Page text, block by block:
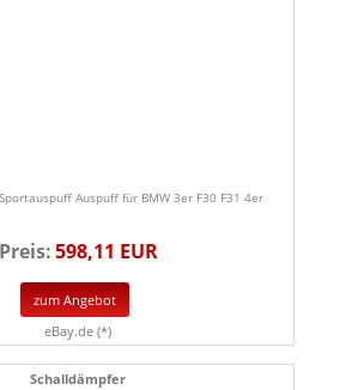
Auspuff für BMW 3er F30 F31 4er
Preis:598,11 EUR
zum Angebot
eBay.de (*)
Schalldämpfer